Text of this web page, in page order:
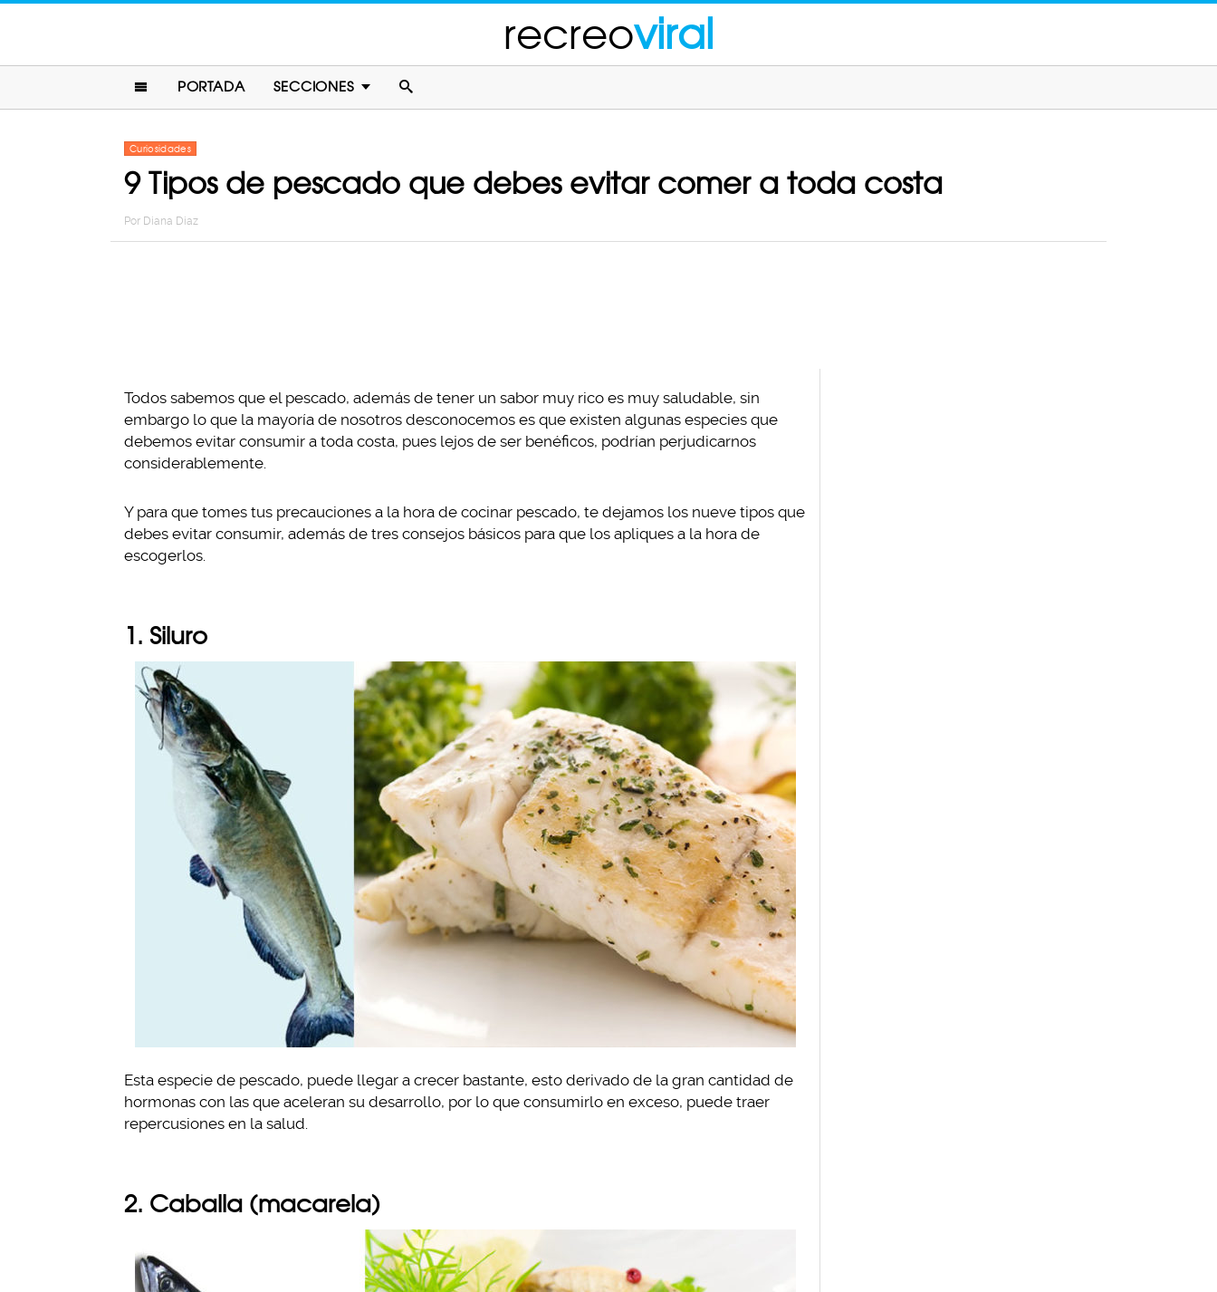
recreoviral
PORTADA SECCIONES
Curiosidades
9 Tipos de pescado que debes evitar comer a toda costa
Por Diana Diaz
Todos sabemos que el pescado, además de tener un sabor muy rico es muy saludable, sin
embargo lo que la mayoría de nosotros desconocemos es que existen algunas especies que
debemos evitar consumir a toda costa, pues lejos de ser benéficos, podrían perjudicarnos
considerablemente.
Y para que tomes tus precauciones a la hora de cocinar pescado, te dejamos los nueve tipos que
debes evitar consumir, además de tres consejos básicos para que los apliques a la hora de
escogerlos.
1. Siluro
Esta especie de pescado, puede llegar a crecer bastante, esto derivado de la gran cantidad de
hormonas con las que aceleran su desarrollo, por lo que consumirlo en exceso, puede traer
repercusiones en la salud.
2. Caballa (macarela)